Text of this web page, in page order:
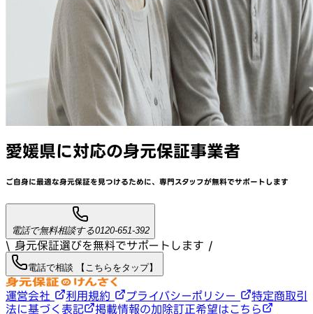
愛媛県に対応の身元保証事業者
ご自身に最適な身元保証を見つけるために、 専門スタッフが無料でサポートします
電話で無料相談する0120-651-392
\ 身元保証選びを無料でサポートします /
電話で相談 【こちらをタップ】
運営会社 利用規約 プライバシーポリシー
特定商取引
法に基づく表記
掲載情報の加除訂正希望はこちら